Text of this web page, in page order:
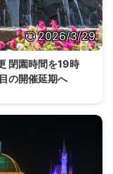
2026/3/29
閉園時間を19時
の開催延期へ